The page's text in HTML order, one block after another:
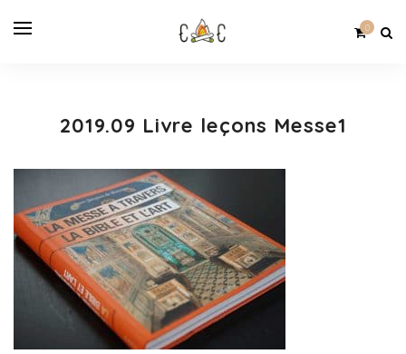
0
2019.09 Livre leçons Messe1